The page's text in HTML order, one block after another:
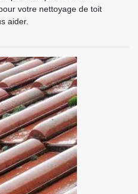
votre nettoyage de toit
aider.